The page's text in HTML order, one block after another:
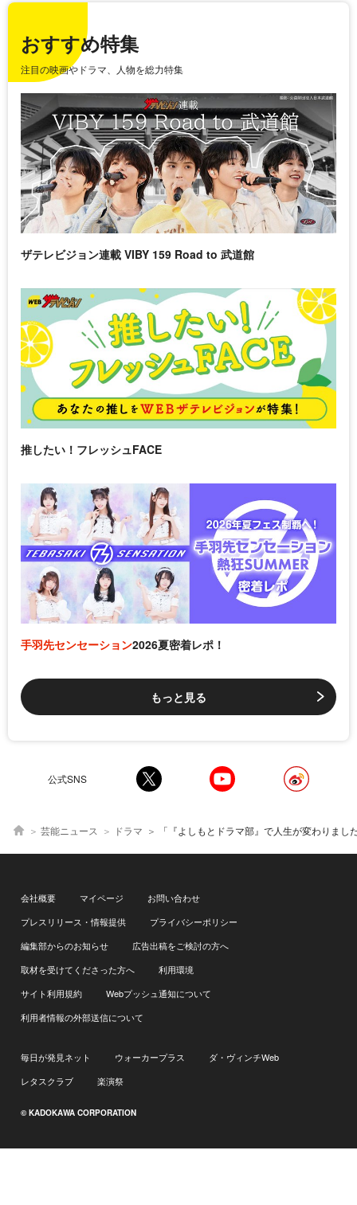
おすすめ特集
注目の映画やドラマ、人物を総力特集
ザテレビジョン連載 VIBY 159 Road to 武道館
推したい！フレッシュFACE
手羽先センセーション2026夏密着レポ！
もっと見る
公式SNS
芸能ニュース ドラマ 「『よしもとドラマ部』で人生が変わりました」アイドル・新宿靖菜が「最終回」に向けて胸中
会社概要 マイページ
お問い合わせ
プレスリリース・情報提供
プライバシーポリシー
編集部からのお知らせ
広告出稿をご検討の方へ
取材を受けてくださった方へ
利用環境
サイト利用規約
Webプッシュ通知について
利用者情報の外部送信について
毎日が発見ネット ウォーカープラス
ダ・ヴィンチWeb
レタスクラブ
楽演祭
© KADOKAWA CORPORATION